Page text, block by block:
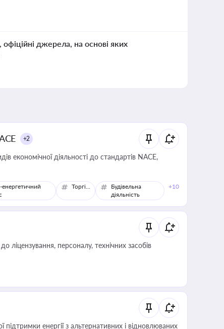
джерела, на основі яких
+2
економічної діяльності до стандартів NACE,
Торгівля
Будівельна
діяльність
+10
персоналу, технічних засобів
енергії з альтернативних і відновлюваних